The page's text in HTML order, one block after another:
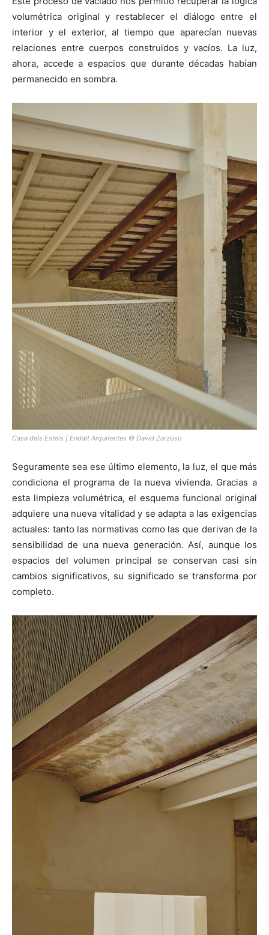
volumétrica original y restablecer el diálogo entre el
interior y el exterior, al tiempo que aparecían nuevas
relaciones entre cuerpos construidos y vacíos. La luz,
ahora, accede a espacios que durante décadas habían
permanecido en sombra.
Casa dels Estels | Endalt Arquitectes © David Zarzoso
Seguramente sea ese último elemento, la luz, el que más
condiciona el programa de la nueva vivienda. Gracias a
esta limpieza volumétrica, el esquema funcional original
adquiere una nueva vitalidad y se adapta a las exigencias
actuales: tanto las normativas como las que derivan de la
sensibilidad de una nueva generación. Así, aunque los
espacios del volumen principal se conservan casi sin
cambios significativos, su significado se transforma por
completo.